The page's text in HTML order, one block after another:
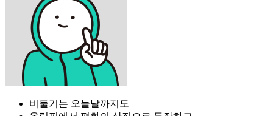
비둘기는 오늘날까지도